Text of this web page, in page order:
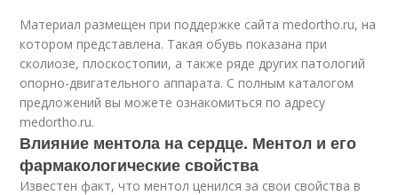
Материал размещен при поддержке сайта medortho.ru, на
котором представлена. Такая обувь показана при
сколиозе, плоскостопии, а также ряде других патологий
опорно-двигательного аппарата. С полным каталогом
предложений вы можете ознакомиться по адресу
medortho.ru.
Влияние ментола на сердце. Ментол и его
фармакологические свойства
Известен факт, что ментол ценился за свои свойства в